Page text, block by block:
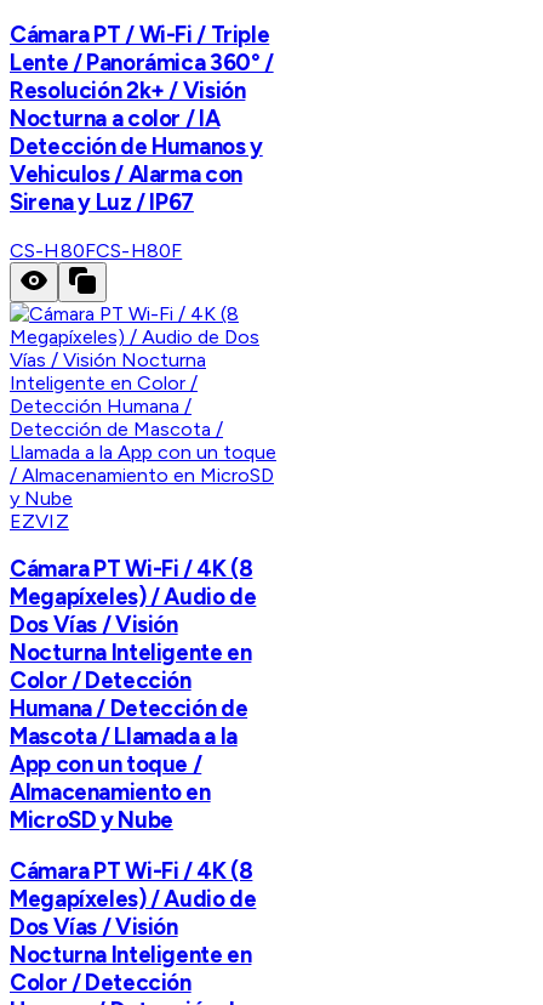
Cámara PT / Wi-Fi / Triple
Lente / Panorámica 360° /
Resolución 2k+ / Visión
Nocturna a color / IA
Detección de Humanos y
Vehiculos / Alarma con
Sirena y Luz / IP67
CS-H80FCS-H80F
EZVIZ
Cámara PT Wi-Fi / 4K (8
Megapíxeles) / Audio de
Dos Vías / Visión
Nocturna Inteligente en
Color / Detección
Humana / Detección de
Mascota / Llamada a la
App con un toque /
Almacenamiento en
MicroSD y Nube
Cámara PT Wi-Fi / 4K (8
Megapíxeles) / Audio de
Dos Vías / Visión
Nocturna Inteligente en
Color / Detección